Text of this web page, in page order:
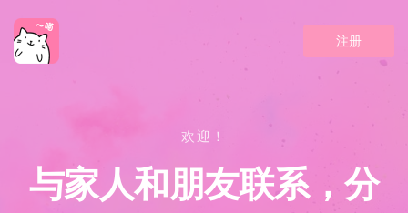
注册
欢迎！
与家人和朋友联系，分